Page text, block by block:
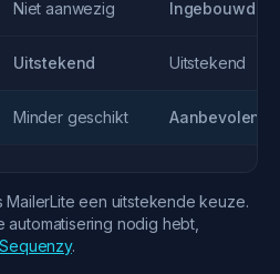
Niet aanwezig Ingebouwd
Uitstekend Uitstekend
Minder geschikt Aanbevolen
een uitstekende keuze.
nodig hebt,
Sequenzy.